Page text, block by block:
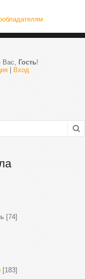
Вас, Гость!
| Вход
[74]
[183]